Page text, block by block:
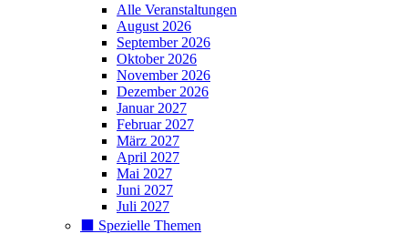
Alle Veranstaltungen
August 2026
September 2026
Oktober 2026
November 2026
Dezember 2026
Januar 2027
Februar 2027
März 2027
April 2027
Mai 2027
Juni 2027
Juli 2027
⬛️ Spezielle Themen